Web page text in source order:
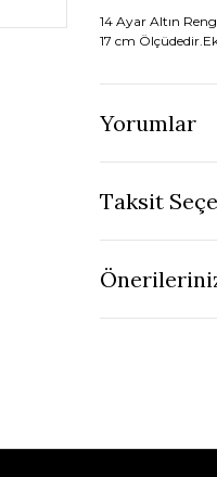
14 Ayar Altın
17 cm
Yorumlar
Taksit